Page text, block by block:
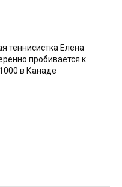
теннисистка Елена
пробивается к
в Канаде